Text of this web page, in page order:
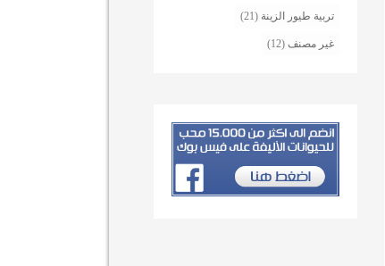
تربية طيور الزينة (21)
غير مصنف (12)